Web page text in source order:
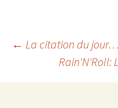
de
← La citation du
Rain'N'Roll: